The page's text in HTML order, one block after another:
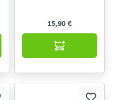
15,90 €